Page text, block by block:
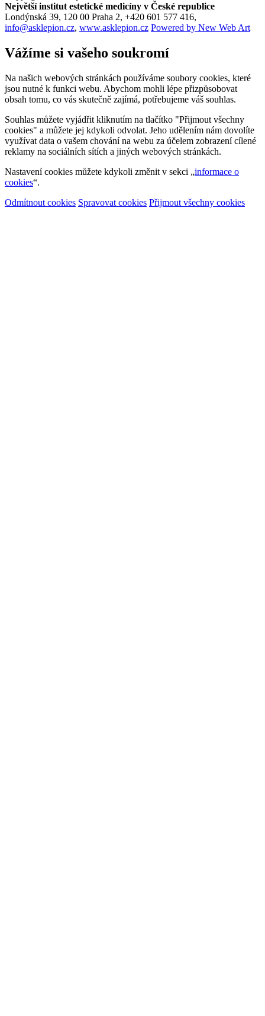
Největší institut estetické medicíny v České republice
Londýnská 39, 120 00 Praha 2, +420 601 577 416,
info@asklepion.cz, www.asklepion.cz Powered by New WebArt
Vážíme si vašeho soukromí
Na našich webových stránkách používáme soubory cookies, které
jsou nutné k funkci webu. Abychom mohli lépe přizpůsobovat
obsah tomu, co vás skutečně zajímá, potřebujeme váš souhlas.
Souhlas můžete vyjádřit kliknutím na tlačítko "Přijmout všechny
cookies" a můžete jej kdykoli odvolat. Jeho udělením nám dovolíte
využívat data o vašem chování na webu za účelem zobrazení cílené
reklamy na sociálních sítích a jiných webových stránkách.
Nastavení cookies můžete kdykoli změnit v sekci „informace o
cookies“.
Odmítnout cookies Spravovat cookies Přijmout všechny cookies